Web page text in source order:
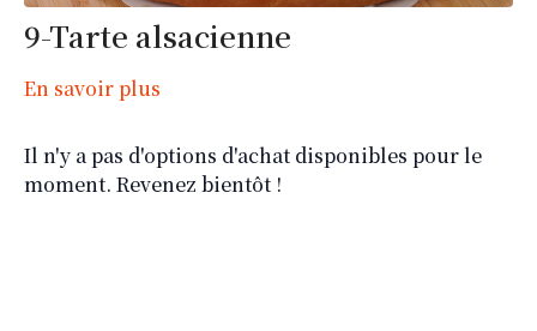
9-Tarte alsacienne
En savoir plus
Il n'y a pas d'options d'achat disponibles pour le
moment. Revenez bientôt !